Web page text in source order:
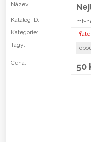
Název:
Katalog ID:
mt-
Kategorie:
Tagy:
Cena: 50